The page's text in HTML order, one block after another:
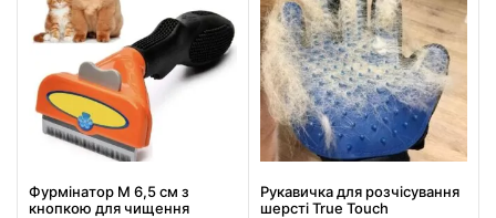
Фурмінатор M 6,5 см з
кнопкою для чищення
Рукавичка для розчісування
шерсті True Touch